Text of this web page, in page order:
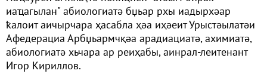
иаҵагылан" абиологиатә бџьар рхы иадырхәар
ҟалоит аичырчара ҳасабла ҳәа иҳәеит Урыстәылатәи
Афедерациа Арбџьармчқәа арадиациатә, ахимиатә,
абиологиатә хьчара ар реиҳабы, аинрал-леитенант
Игор Кириллов.